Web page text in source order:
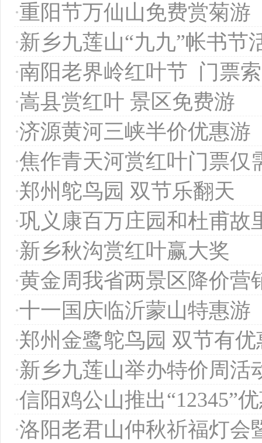
·重阳节万仙山免费赏菊游
·新乡九莲山“九九”帐书节
·南阳老界岭红叶节 门票
·嵩县赏红叶 景区免费游
·济源黄河三峡半价优惠游
·焦作青天河赏红叶门票仅
·郑州鸵鸟园 双节乐翻天
·巩义康百万庄园和杜甫故
·新乡秋沟赏红叶赢大奖
·黄金周我省两景区降价营
·十一国庆临沂蒙山特惠游
·郑州金鹭鸵鸟园 双节有优
·新乡九莲山举办特价周活
·信阳鸡公山推出“12345”
·洛阳老君山仲秋祈福灯会